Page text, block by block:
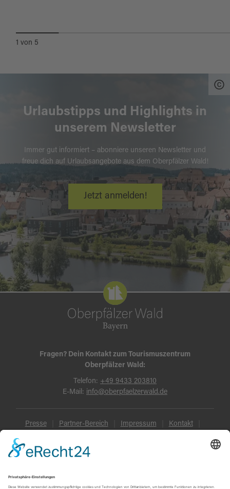
1 von 5
Urlaubstipps und Highlights in
unserem Newsletter
Immer gut informiert – abonniere unseren Newsletter und
freue dich auf Urlaubsangebote aus dem Oberpfälzer Wald!
Jetzt anmelden!
Fragen? Dein Kontakt zum Tourismuszentrum
Oberpfälzer Wald:
Telefon: +49 9433 203810
E-Mail: info@oberpfaelzerwald.de
Presse Partner-Bereich Impressum Kontakt
Datenschutz